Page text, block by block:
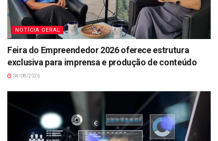
NOTÍCIA GERAL
Feira do Empreendedor 2026 oferece estrutura
exclusiva para imprensa e produção de conteúdo
04/08/2026